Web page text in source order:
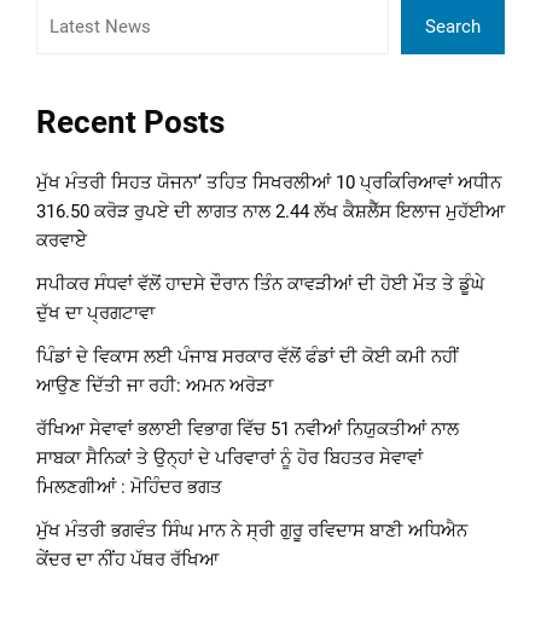
Search
Recent Posts
ਮੁੱਖ ਮੰਤਰੀ ਸਿਹਤ ਯੋਜਨਾ’ ਤਹਿਤ ਸਿਖਰਲੀਆਂ 10 ਪ੍ਰਕਿਰਿਆਵਾਂ ਅਧੀਨ
316.50 ਕਰੋੜ ਰੁਪਏ ਦੀ ਲਾਗਤ ਨਾਲ 2.44 ਲੱਖ ਕੈਸ਼ਲੈੱਸ ਇਲਾਜ ਮੁਹੱਈਆ
ਕਰਵਾਏੇ
ਸਪੀਕਰ ਸੰਧਵਾਂ ਵੱਲੋਂ ਹਾਦਸੇ ਦੌਰਾਨ ਤਿੰਨ ਕਾਵੜੀਆਂ ਦੀ ਹੋਈ ਮੌਤ ਤੇ ਡੂੰਘੇ
ਦੁੱਖ ਦਾ ਪ੍ਰਗਟਾਵਾ
ਪਿੰਡਾਂ ਦੇ ਵਿਕਾਸ ਲਈ ਪੰਜਾਬ ਸਰਕਾਰ ਵੱਲੋਂ ਫੰਡਾਂ ਦੀ ਕੋਈ ਕਮੀ ਨਹੀਂ
ਆਉਣ ਦਿੱਤੀ ਜਾ ਰਹੀ: ਅਮਨ ਅਰੋੜਾ
ਰੱਖਿਆ ਸੇਵਾਵਾਂ ਭਲਾਈ ਵਿਭਾਗ ਵਿੱਚ 51 ਨਵੀਆਂ ਨਿਯੁਕਤੀਆਂ ਨਾਲ
ਸਾਬਕਾ ਸੈਨਿਕਾਂ ਤੇ ਉਨ੍ਹਾਂ ਦੇ ਪਰਿਵਾਰਾਂ ਨੂੰ ਹੋਰ ਬਿਹਤਰ ਸੇਵਾਵਾਂ
ਮਿਲਣਗੀਆਂ : ਮੋਹਿੰਦਰ ਭਗਤ
ਮੁੱਖ ਮੰਤਰੀ ਭਗਵੰਤ ਸਿੰਘ ਮਾਨ ਨੇ ਸ੍ਰੀ ਗੁਰੂ ਰਵਿਦਾਸ ਬਾਣੀ ਅਧਿਐਨ
ਕੇਂਦਰ ਦਾ ਨੀਂਹ ਪੱਥਰ ਰੱਖਿਆ